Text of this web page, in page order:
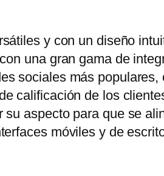
y con un diseño
una gran gama de
sociales más
calificación de los
aspecto para que se
móviles y de